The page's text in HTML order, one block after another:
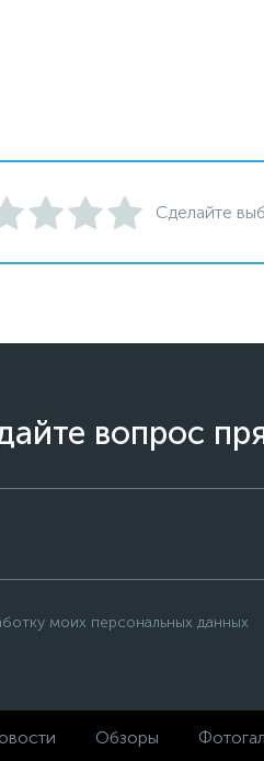
Сделайте
вопрос
моих персональных данных
Обзоры